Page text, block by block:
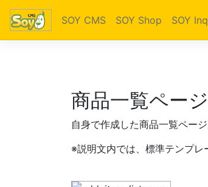
SOY CMS SOY Shop SOY
商品一覧ペー
自身で作成した商品一覧ペー
※説明文内では、標準テンプレ